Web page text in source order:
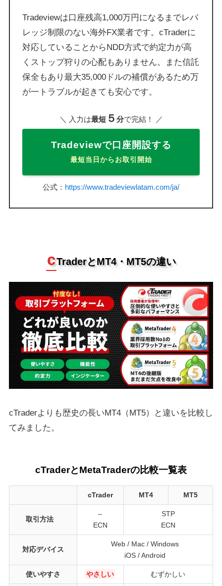
Tradeviewは口座残高1,000万円になるまでレバ
レッジ制限のない海外FX業者です。cTraderに
対応していることからNDD方式で約定力が高
くストップ狩りの心配もありません。また信託
保全もあり最大35,000ドルの補償があるため万
が一トラブルが起きても安心です。
＼ 入力は最短５ 分で完結！ ／
Tradeviewで口座開設する
最短当日からお取引開始
公式： https://www.tradeviewlatam.com/ja/
cTraderとMT4・MT5の違い
cTraderよりも歴史の長いMT4（MT5）と違いを比較し
てみました。
cTraderとMetaTraderの比較一覧表
cTrader MT4 MT5
取引方法
–
ECN
STP
ECN
対応デバイス
Web / Mac / Windows
iOS / Android
使いやすさ やさしい むずかしい